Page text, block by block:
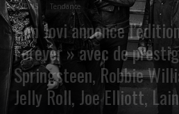
NEWS Tendance
Bon Jovi annonce
Forever » avec de
Springsteen, Robbie
Jelly Roll, Joe Elliott,